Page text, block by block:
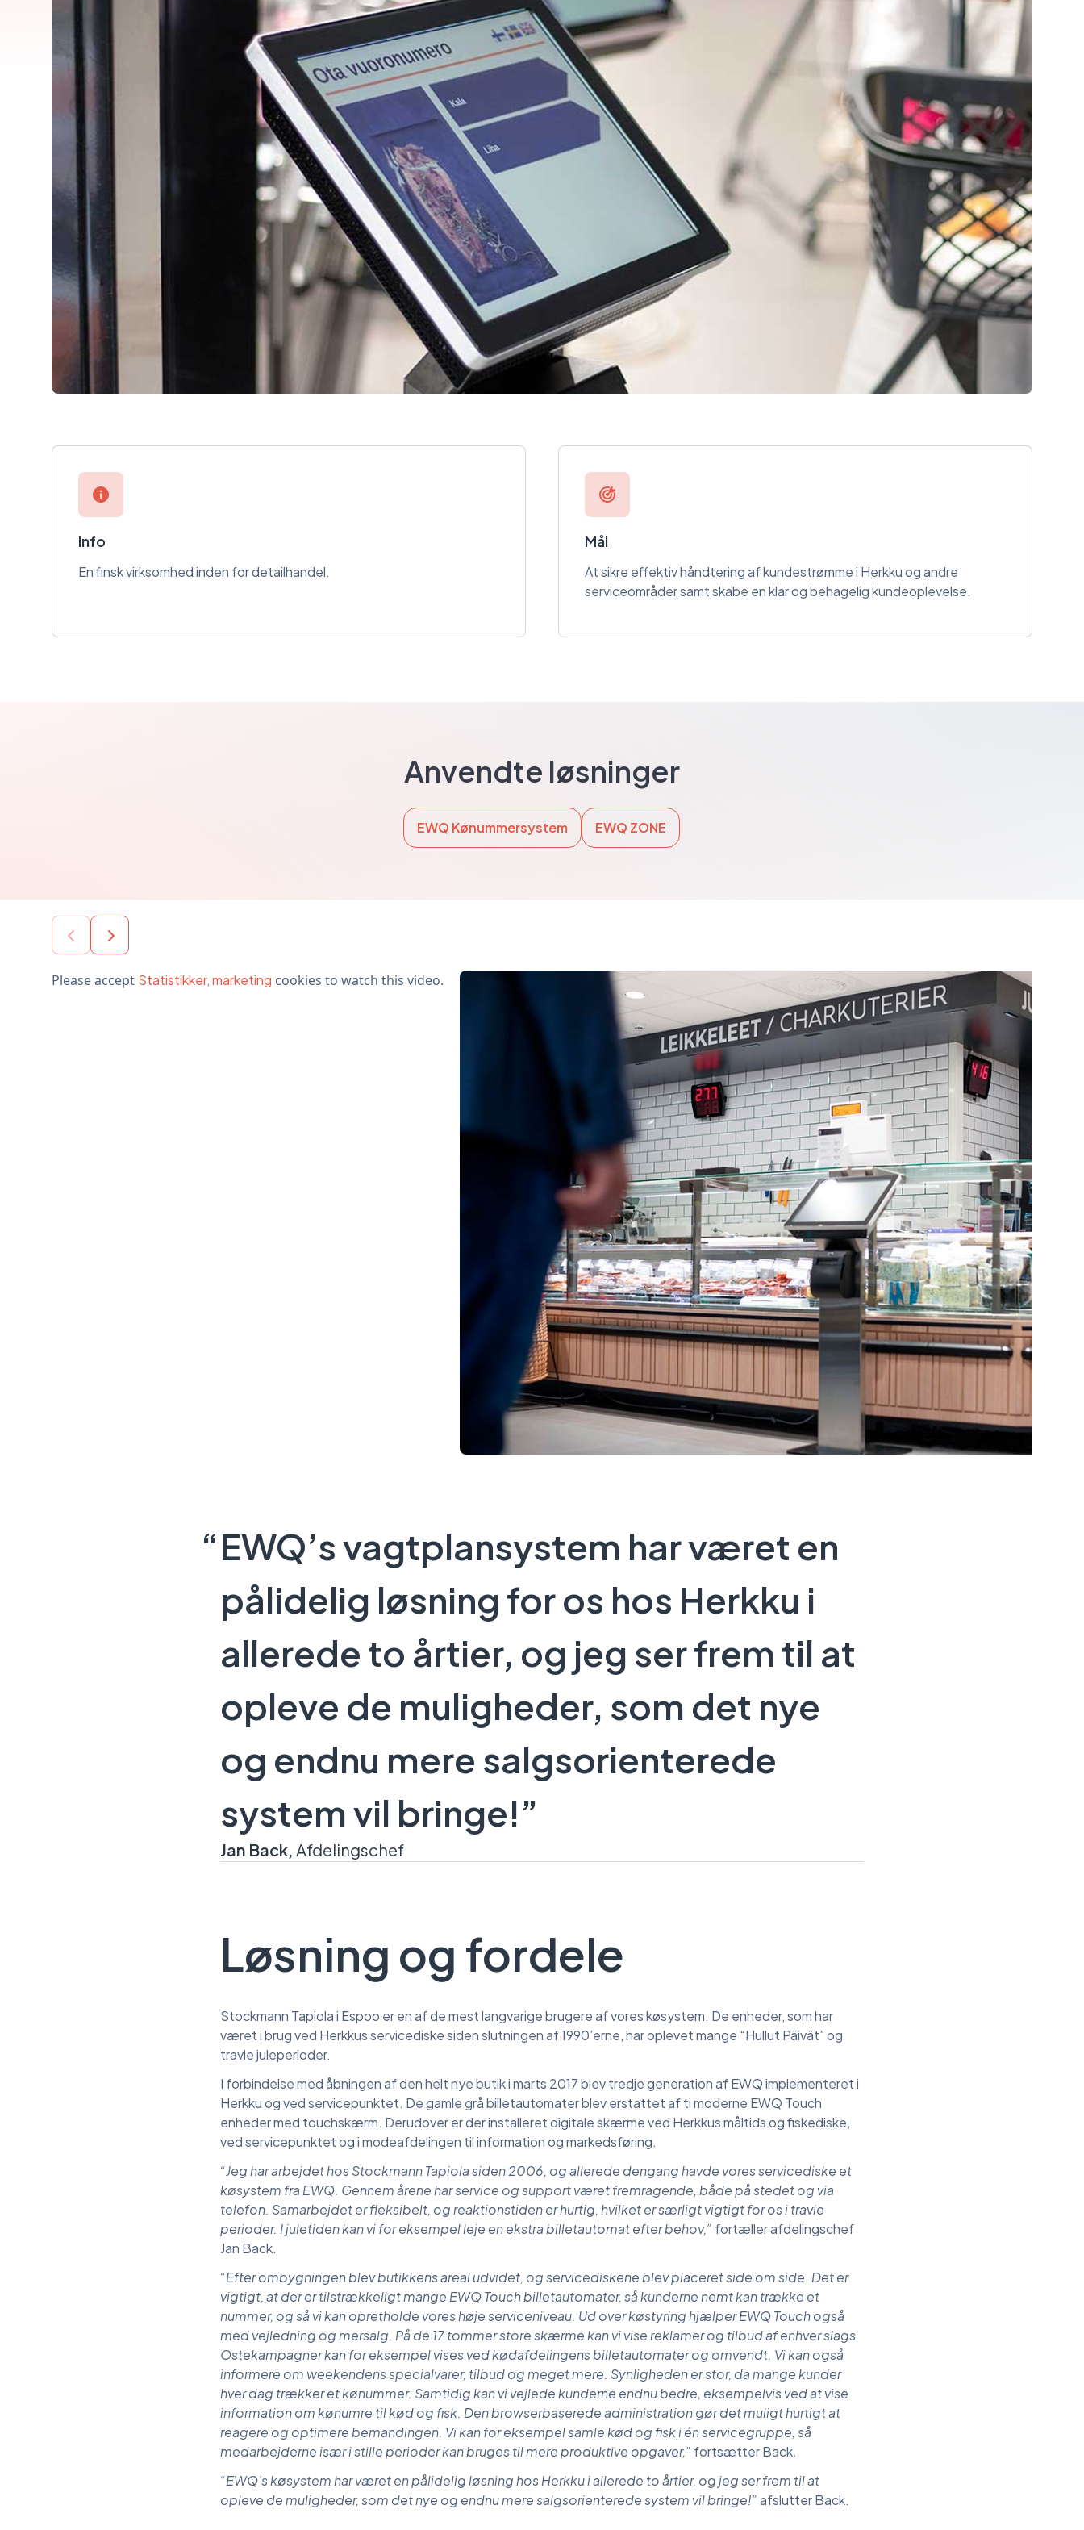
Info
En finsk virksomhed inden for detailhandel.
Mål
At sikre effektiv håndtering af kundestrømme i Herkku og andre
serviceområder samt skabe en klar og behagelig kundeoplevelse.
Anvendte løsninger
EWQ Kønummersystem EWQ ZONE
Please accept Statistikker, marketing cookies to watch this video.
EWQ’s vagtplansystem har været en
pålidelig løsning for os hos Herkku i
allerede to årtier, og jeg ser frem til at
opleve de muligheder, som det nye
og endnu mere salgsorienterede
system vil bringe!”
Jan Back,Afdelingschef
Løsning og fordele
Stockmann Tapiola i Espoo er en af de mest langvarige brugere af vores køsystem. De enheder, som har
været i brug ved Herkkus servicediske siden slutningen af 1990’erne, har oplevet mange “Hullut Päivät” og
travle juleperioder.
I forbindelse med åbningen af den helt nye butik i marts 2017 blev tredje generation af EWQ implementeret i
Herkku og ved servicepunktet. De gamle grå billetautomater blev erstattet af ti moderne EWQ Touch
enheder med touchskærm. Derudover er der installeret digitale skærme ved Herkkus måltids og fiskediske,
ved servicepunktet og i modeafdelingen til information og markedsføring.
“Jeg har arbejdet hos Stockmann Tapiola siden 2006, og allerede dengang havde vores servicediske et
køsystem fra EWQ. Gennem årene har service og support været fremragende, både på stedet og via
telefon. Samarbejdet er fleksibelt, og reaktionstiden er hurtig, hvilket er særligt vigtigt for os i travle
perioder. I juletiden kan vi for eksempel leje en ekstra billetautomat efter behov,” fortæller afdelingschef
Jan Back.
“Efter ombygningen blev butikkens areal udvidet, og servicediskene blev placeret side om side. Det er
vigtigt, at der er tilstrækkeligt mange EWQ Touch billetautomater, så kunderne nemt kan trække et
nummer, og så vi kan opretholde vores høje serviceniveau. Ud over køstyring hjælper EWQ Touch også
med vejledning og mersalg. På de 17 tommer store skærme kan vi vise reklamer og tilbud af enhver slags.
Ostekampagner kan for eksempel vises ved kødafdelingens billetautomater og omvendt. Vi kan også
informere om weekendens specialvarer, tilbud og meget mere. Synligheden er stor, da mange kunder
hver dag trækker et kønummer. Samtidig kan vi vejlede kunderne endnu bedre, eksempelvis ved at vise
information om kønumre til kød og fisk. Den browserbaserede administration gør det muligt hurtigt at
reagere og optimere bemandingen. Vi kan for eksempel samle kød og fisk i én servicegruppe, så
medarbejderne især i stille perioder kan bruges til mere produktive opgaver,” fortsætter Back.
“EWQ’s køsystem har været en pålidelig løsning hos Herkku i allerede to årtier, og jeg ser frem til at
opleve de muligheder, som det nye og endnu mere salgsorienterede system vil bringe!”afslutter Back.